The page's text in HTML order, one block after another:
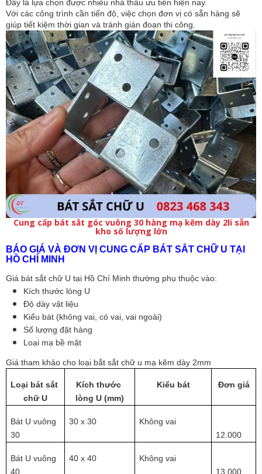
Đây là lựa chọn được nhiều nhà thầu ưu tiên hiện nay.
Với các công trình cần tiến độ, việc chọn đơn vị có sẵn hàng sẽ
giúp tiết kiệm thời gian và tránh gián đoạn thi công.
Cung cấp bát sắt góc vuông 30 hàng mạ kẽm dày 2li sẵn
kho số lượng lớn
BÁO GIÁ VÀ ĐƠN VỊ CUNG CẤP BÁT SẮT CHỮ U TẠI
HỒ CHÍ MINH
Giá bát sắt chữ U tại Hồ Chí Minh thường phụ thuộc vào:
Kích thước lòng U
Độ dày vật liệu
Kiểu bát (không vai, có vai, vai ngoài)
Số lượng đặt hàng
Loại mạ bề mặt
Giá tham khảo cho loại bắt sắt chữ u mạ kẽm dày 2mm
Loại bát sắt
chữ U
Kích thước
lòng U (mm)
Kiểu bát Đơn giá
Bát U vuông
30
30 x 30
Không vai
12.000
Bát U vuông
40
40 x 40
Không vai
13.000